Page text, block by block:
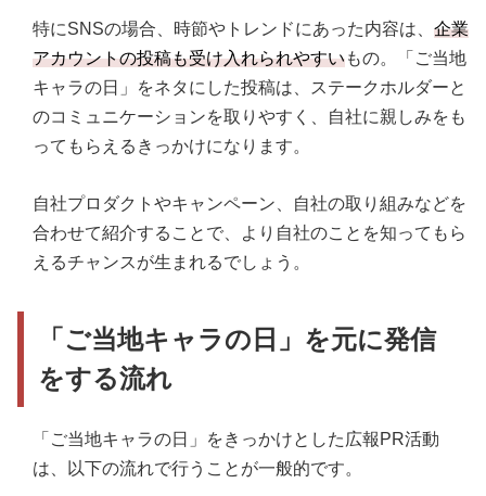
特にSNSの場合、時節やトレンドにあった内容は、 企業
アカウントの投稿も受け入れられやすいもの。「ご当地
キャラの日」をネタにした投稿は、ステークホルダーと
のコミュニケーションを取りやすく、自社に親しみをも
ってもらえるきっかけになります。
自社プロダクトやキャンペーン、自社の取り組みなどを
合わせて紹介することで、より自社のことを知ってもら
えるチャンスが生まれるでしょう。
「ご当地キャラの日」を元に発信
をする流れ
「ご当地キャラの日」をきっかけとした広報PR活動
は、以下の流れで行うことが一般的です。